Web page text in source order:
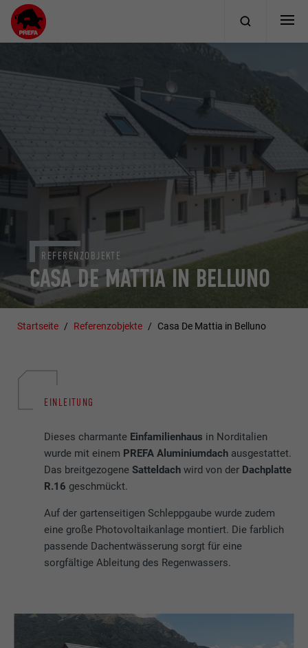
CASA DE MATTIA IN BELLUNO
REFERENZOBJEKTE
Startseite Referenzobjekte Casa De Mattia in Belluno
EINLEITUNG
Dieses charmante Einfamilienhaus in Norditalien
wurde mit einem PREFA Aluminiumdach ausgestattet.
Das breitgezogeneSatteldachwird von der Dachplatte
R.16 geschmückt.
Auf der gartenseitigen Schleppgaube wurde zudem
eine große Photovoltaikanlage montiert. Die farblich
passende Dachentwässerung sorgt für eine
sorgfältige Ableitung des Regenwassers.